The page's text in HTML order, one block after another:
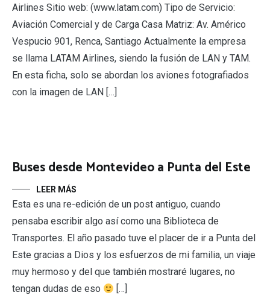
Airlines Sitio web: (www.latam.com) Tipo de Servicio:
Aviación Comercial y de Carga Casa Matriz: Av. Américo
Vespucio 901, Renca, Santiago Actualmente la empresa
se llama LATAM Airlines, siendo la fusión de LAN y TAM.
En esta ficha, solo se abordan los aviones fotografiados
con la imagen de LAN […]
Buses desde Montevideo a Punta del Este
LEER MÁS
Esta es una re-edición de un post antiguo, cuando
pensaba escribir algo así como una Biblioteca de
Transportes. El año pasado tuve el placer de ir a Punta del
Este gracias a Dios y los esfuerzos de mi familia, un viaje
muy hermoso y del que también mostraré lugares, no
tengan dudas de eso
[…]